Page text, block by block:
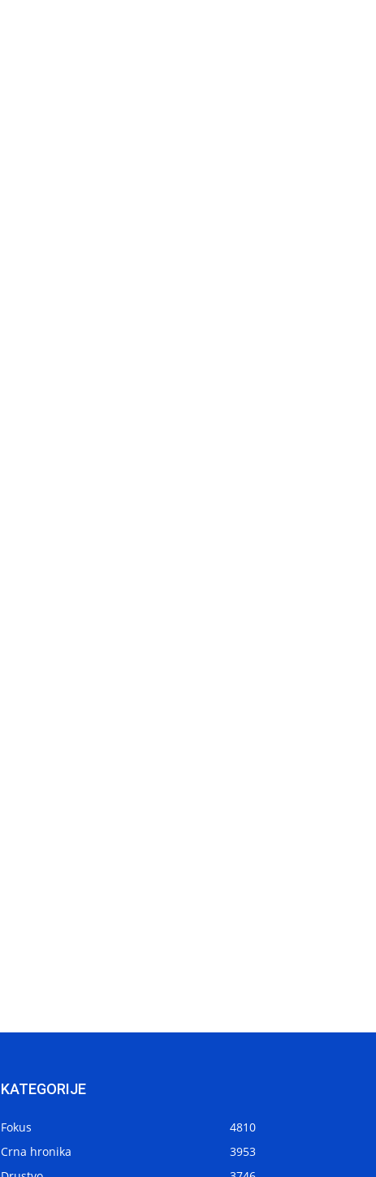
KATEGORIJE
Fokus
4810
Crna hronika
3953